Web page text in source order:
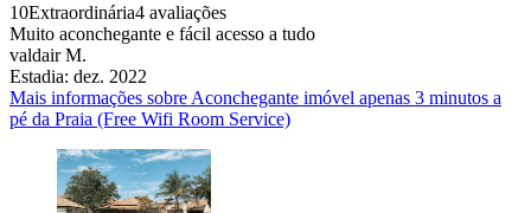
10Extraordinária4 avaliações
Muito aconchegante e fácil acesso a tudo
valdair M.
Estadia: dez. 2022
Mais informações sobre Aconchegante imóvel apenas 3 minutos a
pé da Praia (Free Wifi Room Service)